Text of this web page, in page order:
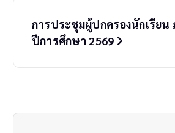
i
การประชุมผู้ปกครองนักเรียน
ปีการศึกษา 2569